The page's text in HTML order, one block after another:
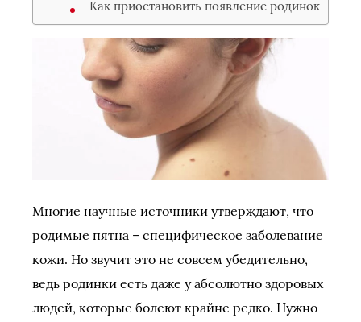
Как приостановить появление родинок
Многие научные источники утверждают, что
родимые пятна – специфическое заболевание
кожи. Но звучит это не совсем убедительно,
ведь родинки есть даже у абсолютно здоровых
людей, которые болеют крайне редко. Нужно